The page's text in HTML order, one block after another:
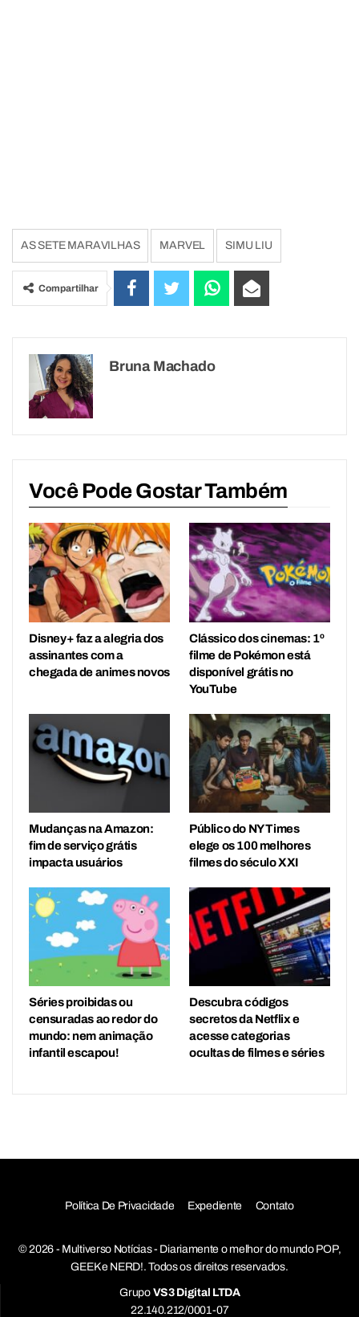
AS SETE MARAVILHAS MARVEL SIMU LIU
Compartilhar
Bruna Machado
Você Pode Gostar Também
Disney+ faz a alegria dos
assinantes com a
chegada de animes novos
Clássico dos cinemas: 1º
filme de Pokémon está
disponível grátis no
YouTube
Mudanças na Amazon:
fim de serviço grátis
impacta usuários
Público do NY Times
elege os 100 melhores
filmes do século XXI
Séries proibidas ou
censuradas ao redor do
mundo: nem animação
infantil escapou!
Descubra códigos
secretos da Netflix e
acesse categorias
ocultas de filmes e séries
Política De Privacidade Expediente Contato
© 2026 - Multiverso Notícias - Diariamente o melhor do mundo POP,
GEEK e NERD!. Todos os direitos reservados.
Grupo VS3 Digital LTDA
22.140.212/0001-07